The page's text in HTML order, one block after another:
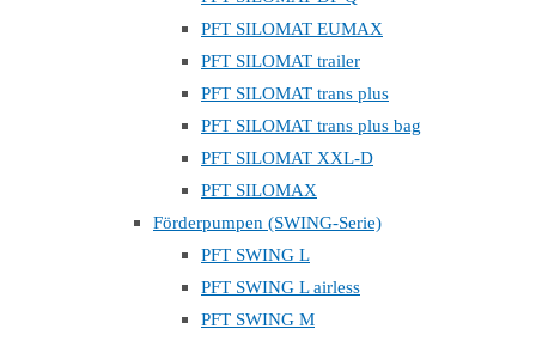
PFT SILOMAT EUMAX
PFT SILOMAT trailer
PFT SILOMAT trans plus
PFT SILOMAT trans plus bag
PFT SILOMAT XXL-D
PFT SILOMAX
Förderpumpen (SWING-Serie)
PFT SWING L
PFT SWING L airless
PFT SWING M